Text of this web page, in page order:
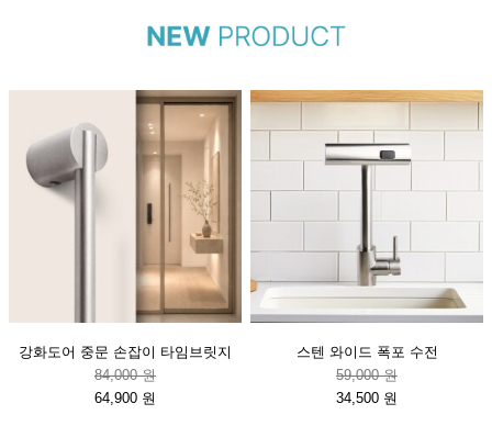
강화도어 중문 손잡이 타임브릿지
84,000 원
64,900 원
스텐 와이드 폭포 수전
59,000 원
34,500 원